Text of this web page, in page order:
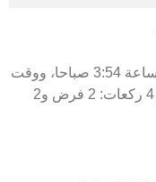
وقت بداية صلاة الفجر أنجان بوخار عند الساعة 3:54 صباحا، ووقت
النهاية هو 5:17 صباحا. تشمل صلاة الفجر 4 ركعات: 2 فرض و2